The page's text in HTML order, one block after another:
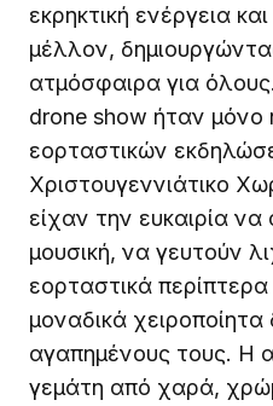
εκρηκτική ενέργεια
μέλλον,
ατμόσφαιρα για
drone show ήταν
εορταστικών
Χριστουγεννιάτικο
είχαν την ευκαιρία
μουσική, να γευτούν
εορταστικά
μοναδικά
αγαπημένους τους. Η
γεμάτη από χαρά,